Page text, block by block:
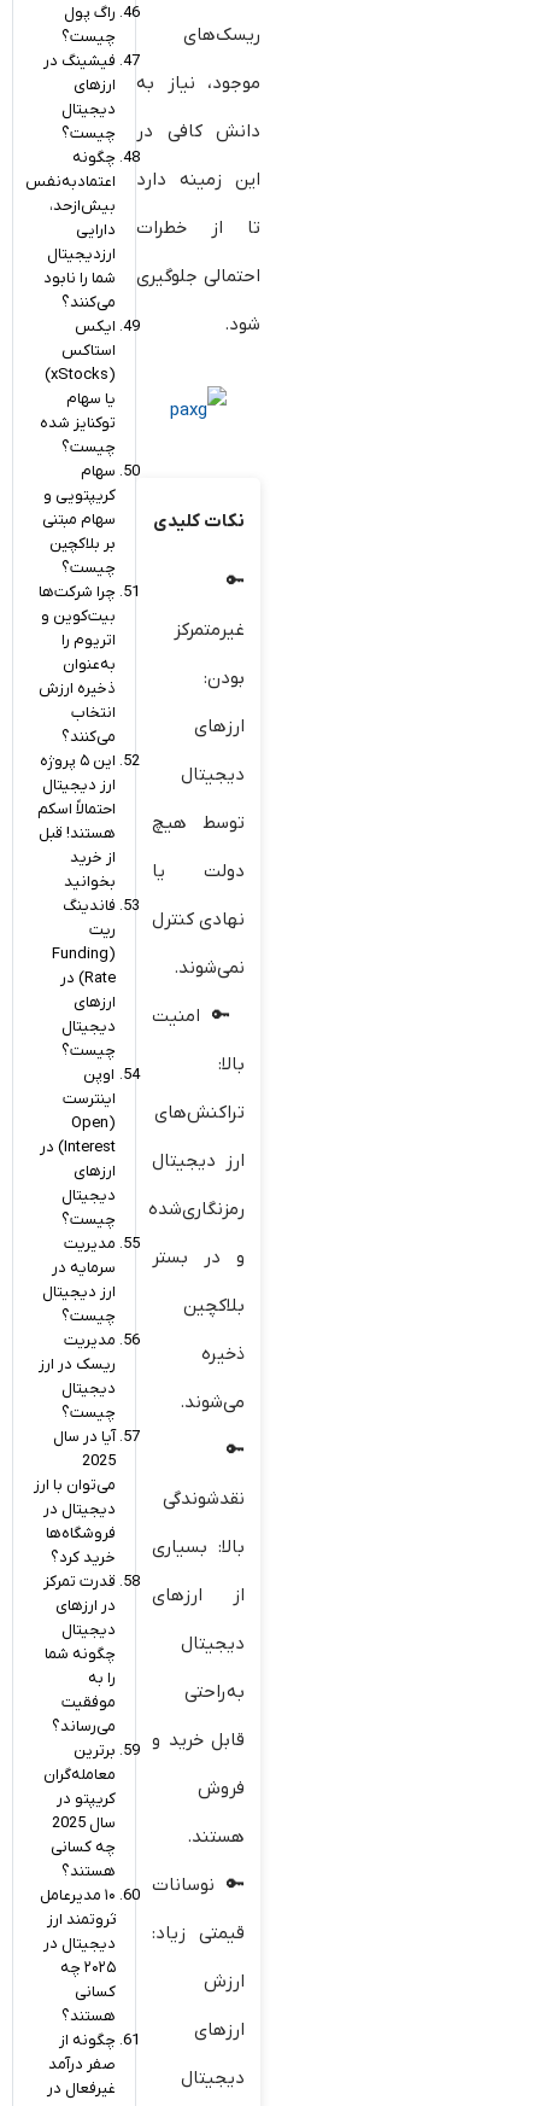
ریسک‌های
موجود، نیاز به
دانش کافی در
این زمینه دارد
تا از خطرات
احتمالی جلوگیری
شود.
نکات کلیدی
غیرمتمرکز
بودن:
ارزهای
دیجیتال
توسط هیچ
دولت یا
نهادی کنترل
نمی‌شوند.
امنیت
بالا:
تراکنش‌های
ارز دیجیتال
رمزنگاری‌شده
و در بستر
بلاکچین
ذخیره
می‌شوند.
نقدشوندگی
بالا: بسیاری
از ارزهای
دیجیتال
به‌راحتی
قابل خرید و
فروش
هستند.
نوسانات
قیمتی زیاد:
ارزش
ارزهای
دیجیتال
راگ پول
چیست؟
فیشینگ در
ارزهای
دیجیتال
چیست؟
چگونه
اعتمادبه‌نفس
بیش‌ازحد،
دارایی
ارزدیجیتال
شما را نابود
می‌کنند؟
ایکس
استاکس
(xStocks)
یا سهام
توکنایز شده
چیست؟
سهام
کریپتویی و
سهام مبتنی
بر بلاکچین
چیست؟
چرا شرکت‌ها
بیت‌کوین و
اتریوم را
به‌عنوان
ذخیره ارزش
انتخاب
می‌کنند؟
این ۵ پروژه
ارز دیجیتال
احتمالاً اسکم
هستند! قبل
از خرید
بخوانید
فاندینگ
ریت
(Funding
Rate) در
ارزهای
دیجیتال
چیست؟
اوپن
اینترست
(Open
Interest) در
ارزهای
دیجیتال
چیست؟
مدیریت
سرمایه در
ارز دیجیتال
چیست؟
مدیریت
ریسک در ارز
دیجیتال
چیست؟
آیا در سال
2025
می‌توان با ارز
دیجیتال در
فروشگاه‌ها
خرید کرد؟
قدرت تمرکز
در ارزهای
دیجیتال
چگونه شما
را به
موفقیت
می‌رساند؟
برترین
معامله‌گران
کریپتو در
سال 2025
چه کسانی
هستند؟
۱۰ مدیرعامل
ثروتمند ارز
دیجیتال در
۲۰۲۵ چه
کسانی
هستند؟
چگونه از
صفر درآمد
غیرفعال در